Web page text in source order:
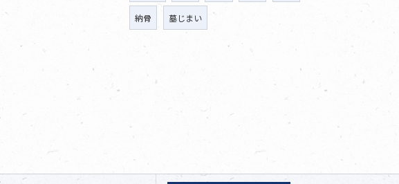
納骨 墓じまい